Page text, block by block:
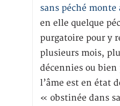
sans péché monte
en elle quelque
purgatoire pour y
plusieurs mois,
décennies ou
l’âme est en état
« obstinée dans